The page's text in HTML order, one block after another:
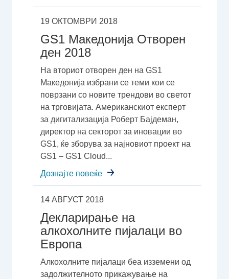
19 ОКТОМВРИ 2018
GS1 Македонија Отворен
ден 2018
На вториот отворен ден на GS1
Македонија избрани се теми кои се
поврзани со новите трендови во светот
на трговијата. Американскиот експерт
за дигитализација Роберт Бајдеман,
директор на секторот за иновации во
GS1, ќе зборува за најновиот проект на
GS1 – GS1 Cloud...
Дознајте повеќе
14 АВГУСТ 2018
Декларирање на
алкохолните пијалаци во
Европа
Алкохолните пијалаци беа изземени од
задолжителното прикажување на